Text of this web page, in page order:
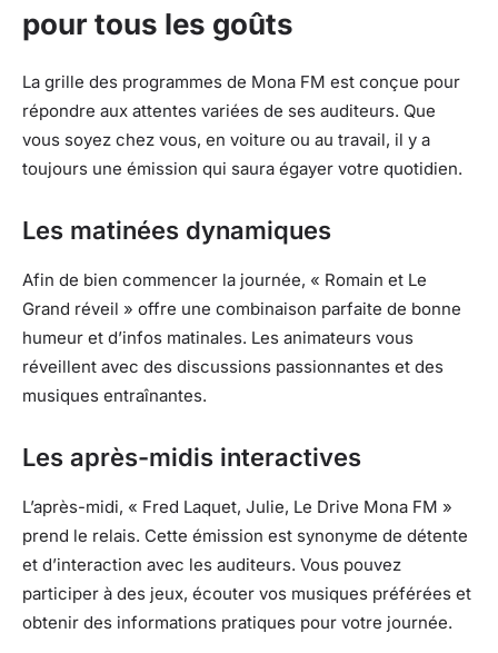
pour tous les goûts
La grille des programmes de Mona FM est conçue pour
répondre aux attentes variées de ses auditeurs. Que
vous soyez chez vous, en voiture ou au travail, il y a
toujours une émission qui saura égayer votre quotidien.
Les matinées dynamiques
Afin de bien commencer la journée, « Romain et Le
Grand réveil » offre une combinaison parfaite de bonne
humeur et d’infos matinales. Les animateurs vous
réveillent avec des discussions passionnantes et des
musiques entraînantes.
Les après-midis interactives
L’après-midi, « Fred Laquet, Julie, Le Drive Mona FM »
prend le relais. Cette émission est synonyme de détente
et d’interaction avec les auditeurs. Vous pouvez
participer à des jeux, écouter vos musiques préférées et
obtenir des informations pratiques pour votre journée.